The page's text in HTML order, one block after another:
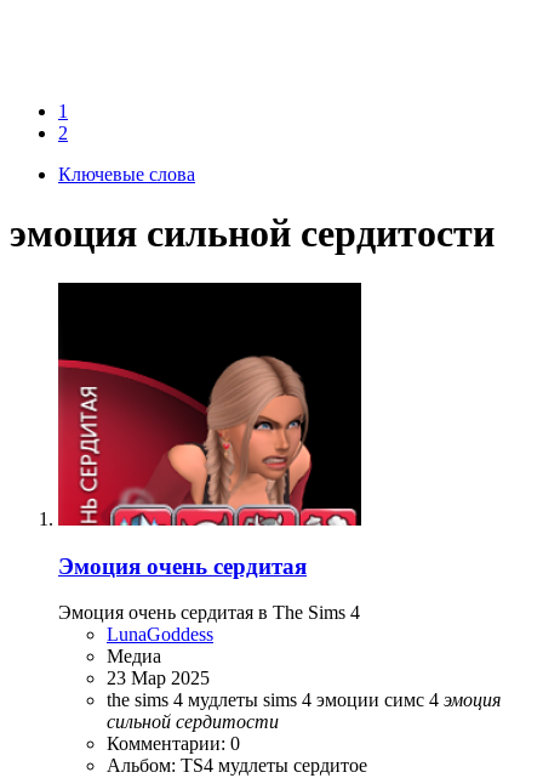
1
2
Ключевые слова
эмоция сильной сердитости
Эмоция очень сердитая
Эмоция очень сердитая в The Sims 4
LunaGoddess
Медиа
23 Мар 2025
the sims 4 мудлеты sims 4 эмоции симс 4 эмоция
сильной сердитости
Комментарии: 0
Альбом: TS4 мудлеты сердитое